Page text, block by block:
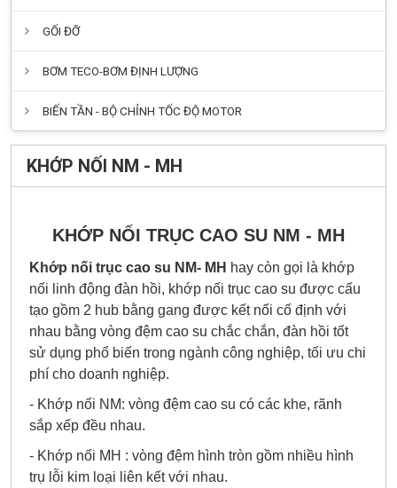
GỐI ĐỠ
BƠM TECO-BƠM ĐỊNH LƯỢNG
BIẾN TẦN - BỘ CHỈNH TỐC ĐỘ MOTOR
KHỚP NỐI NM - MH
KHỚP NỐI TRỤC CAO SU NM - MH
Khớp nối trục cao su NM- MH hay còn gọi là khớp
nối linh động đàn hồi, khớp nối trục cao su được cấu
tạo gồm 2 hub bằng gang được kết nối cố định với
nhau bằng vòng đệm cao su chắc chắn, đàn hồi tốt
sử dụng phổ biến trong ngành công nghiệp, tối ưu chi
phí cho doanh nghiệp.
- Khớp nối NM: vòng đệm cao su có các khe, rãnh
sắp xếp đều nhau.
- Khớp nối MH : vòng đệm hình tròn gồm nhiều hình
trụ lỗi kim loại liên kết với nhau.